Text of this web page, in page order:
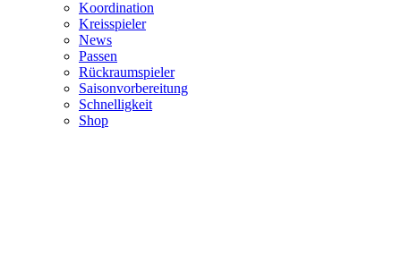
Koordination
Kreisspieler
News
Passen
Rückraumspieler
Saisonvorbereitung
Schnelligkeit
Shop